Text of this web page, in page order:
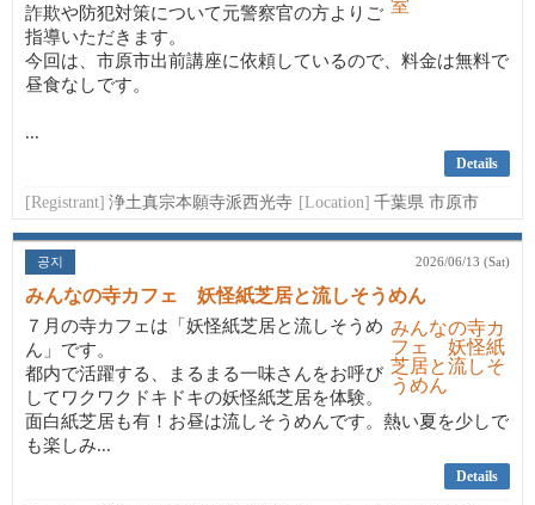
詐欺や防犯対策について元警察官の方よりご
指導いただきます。
今回は、市原市出前講座に依頼しているので、料金は無料で
昼食なしです。
...
Details
[Registrant] 浄土真宗本願寺派西光寺 [Location] 千葉県 市原市
공지 2026/06/13 (Sat)
みんなの寺カフェ 妖怪紙芝居と流しそうめん
７月の寺カフェは「妖怪紙芝居と流しそうめ
ん」です。
都内で活躍する、まるまる一味さんをお呼び
してワクワクドキドキの妖怪紙芝居を体験。
面白紙芝居も有！お昼は流しそうめんです。熱い夏を少しで
も楽しみ...
Details